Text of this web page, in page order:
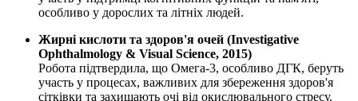
особливо у дорослих та літніх людей.
Жирні кислоти та здоров'я очей (Investigative
Ophthalmology & Visual Science, 2015)
Робота підтвердила, що Омега-3, особливо ДГК, беруть
участь у процесах, важливих для збереження здоров'я
сітківки та захищають очі від окислювального стресу.